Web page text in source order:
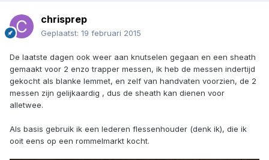
chrisprep
Geplaatst: 19 februari 2015
De laatste dagen ook weer aan knutselen gegaan en een sheath
gemaakt voor 2 enzo trapper messen, ik heb de messen indertijd
gekocht als blanke lemmet, en zelf van handvaten voorzien, de 2
messen zijn gelijkaardig , dus de sheath kan dienen voor
alletwee.
Als basis gebruik ik een lederen flessenhouder (denk ik), die ik
ooit eens op een rommelmarkt kocht.